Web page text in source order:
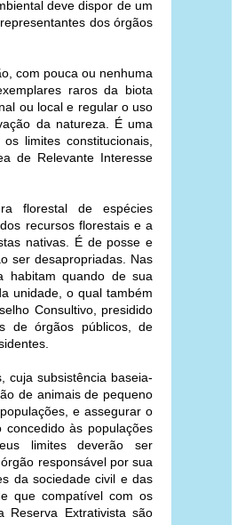
deve dispor de um
dos órgãos
com pouca ou nenhuma
raros da biota
ou local e regular o uso
da natureza. É uma
limites constitucionais,
de Relevante Interesse
florestal de espécies
recursos florestais e a
nativas. É de posse e
ser desapropriadas. Nas
habitam quando de sua
unidade, o qual também
Consultivo, presidido
de órgãos públicos, de
cuja subsistência baseia-
de animais de pequeno
e assegurar o
às populações
limites deverão ser
responsável por sua
da sociedade civil e das
que compatível com os
Extrativista são